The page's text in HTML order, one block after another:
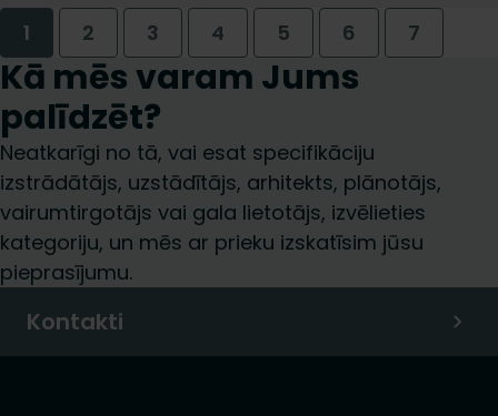
1 2 3 4 5 6 7
Kā mēs varam Jums
palīdzēt?
Neatkarīgi no tā, vai esat specifikāciju
izstrādātājs, uzstādītājs, arhitekts, plānotājs,
vairumtirgotājs vai gala lietotājs, izvēlieties
kategoriju, un mēs ar prieku izskatīsim jūsu
pieprasījumu.
Kontakti